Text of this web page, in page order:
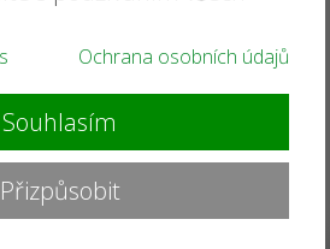
zvířetem za asistence
(doba trvání 30 minut). Před
jménem bude umístěna u
Ochrana osobních údajů
Souhlasím
Přizpůsobit